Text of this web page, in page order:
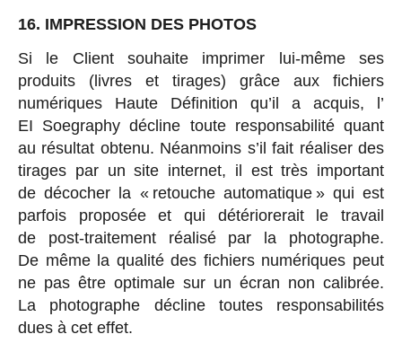
16. IMPRESSION DES PHOTOS
Si le Client souhaite imprimer lui-même ses
produits (livres et tirages) grâce aux fichiers
numériques Haute Définition qu’il a acquis, l’
EI Soegraphy décline toute responsabilité quant
au résultat obtenu. Néanmoins s’il fait réaliser des
tirages par un site internet, il est très important
de décocher la « retouche automatique » qui est
parfois proposée et qui détériorerait le travail
de post-traitement réalisé par la photographe.
De même la qualité des fichiers numériques peut
ne pas être optimale sur un écran non calibrée.
La photographe décline toutes responsabilités
dues à cet effet.